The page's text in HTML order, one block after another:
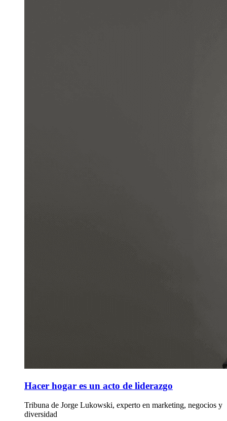
Hacer hogar es un acto de liderazgo
Tribuna de Jorge Lukowski, experto en marketing, negocios y
diversidad